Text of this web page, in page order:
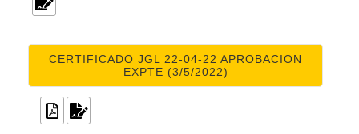
CERTIFICADO JGL 22-04-22 APROBACION
EXPTE (3/5/2022)